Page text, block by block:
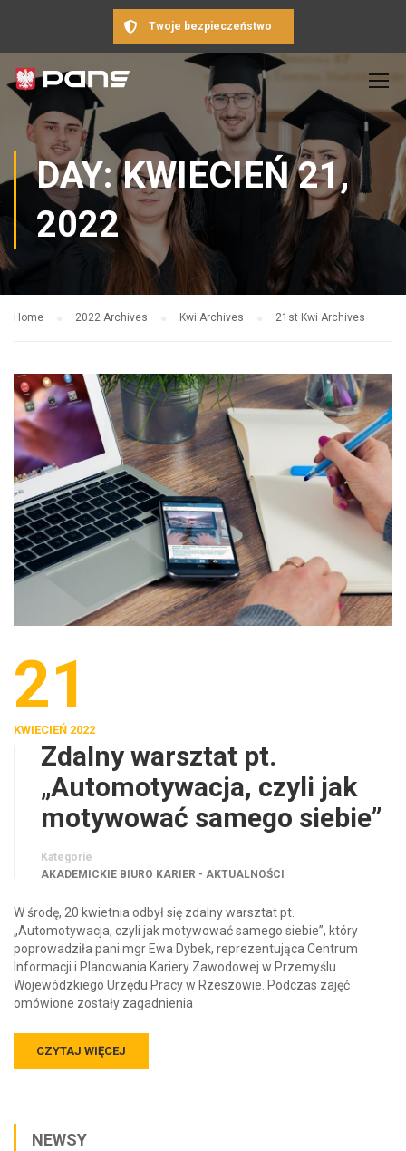
Twoje bezpieczeństwo
DAY: KWIECIEŃ 21,
2022
Home 2022 Archives Kwi Archives 21st Kwi Archives
21
KWIECIEŃ 2022
Zdalny warsztat pt.
„Automotywacja, czyli jak
motywować samego siebie”
Kategorie
AKADEMICKIE BIURO KARIER - AKTUALNOŚCI
W środę, 20 kwietnia odbył się zdalny warsztat pt.
„Automotywacja, czyli jak motywować samego siebie”, który
poprowadziła pani mgr Ewa Dybek, reprezentująca Centrum
Informacji i Planowania Kariery Zawodowej w Przemyślu
Wojewódzkiego Urzędu Pracy w Rzeszowie. Podczas zajęć
omówione zostały zagadnienia
CZYTAJ WIĘCEJ
NEWSY